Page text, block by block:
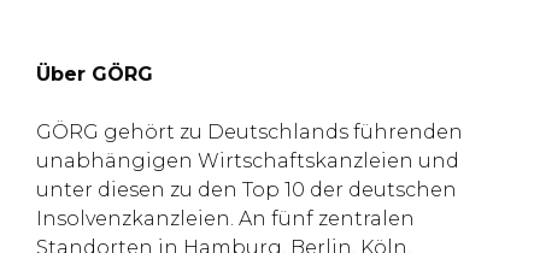
Über GÖRG
GÖRG gehört zu Deutschlands führenden
unabhängigen Wirtschaftskanzleien und
unter diesen zu den Top 10 der deutschen
Insolvenzkanzleien. An fünf zentralen
Standorten in Hamburg, Berlin, Köln,